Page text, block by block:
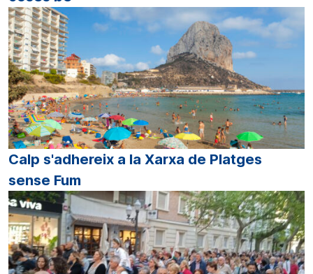
Calp s'adhereix a la Xarxa de Platges
sense Fum